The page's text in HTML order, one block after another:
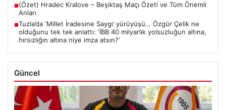
■(Özet) Hradec Kralove – Beşiktaş Maçı Özeti ve Tüm Önemli
Anları
■Tuzla’da ‘Millet İradesine Saygı’ yürüyüşü… Özgür Çelik ne
olduğunu tek tek anlattı: ‘İBB 40 milyarlık yolsuzluğun altına,
hırsızlığın altına niye imza atsın?’
Güncel